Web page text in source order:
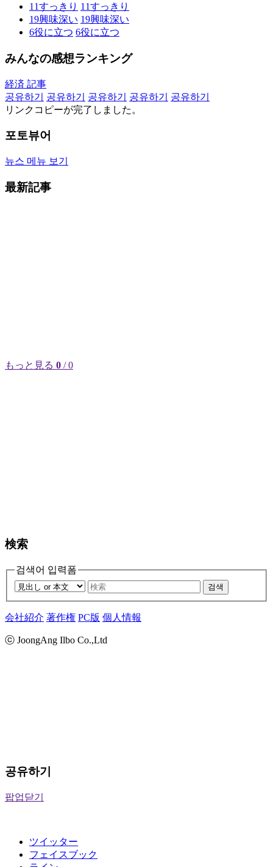
11すっきり 11すっきり
19興味深い 19興味深い
6役に立つ 6役に立つ
みんなの感想ランキング
経済 記事
공유하기
공유하기 공유하기 공유하기
공유하기
リンクコピーが完了しました。
포토뷰어
뉴스 메뉴 보기
最新記事
もっと見る 0 / 0
検索
검색어 입력폼
검색
会社紹介 著作権 PC版 個人情報
ⓒ JoongAng Ilbo Co.,Ltd
공유하기
팝업닫기
ツイッター
フェイスブック